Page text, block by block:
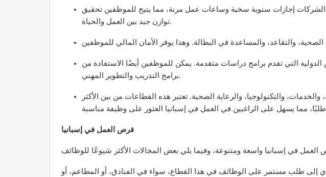
الشركات إجازات سنوية سخية وساعات عمل مرنة، مما يتيح للموظفين تحقيق
توازن جيد بين العمل والحياة.
الدولية التي تقدم برامج دراسات متقدمة. يمكن للموظفين أيضًا الاستفادة من
برامج التدريب والتطوير المهني.
والتكنولوجيا، والرعاية الصحية. تعتبر هذه القطاعات من بين الأكثر
فرص العمل في إسبانيا
إلى طلب مستمر على الوظائف في هذا القطاع، سواء في الفنادق، أو المطاعم، أو